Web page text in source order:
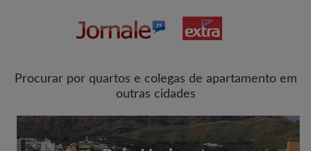
E-mail
Procurar por quartos e colegas de apartamento em
outras cidades